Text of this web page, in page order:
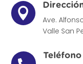

Ave.
Valle San
Teléfono